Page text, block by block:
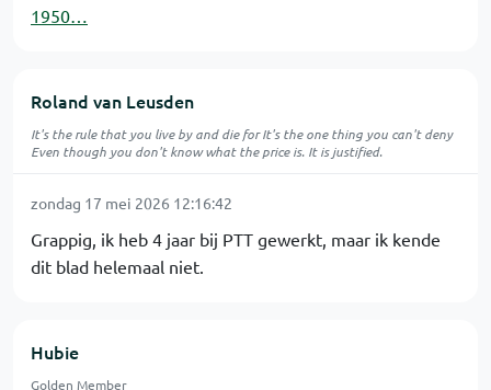
1950…
Roland van Leusden
It's the rule that you live by and die for It's the one thing you can't deny
Even though you don't know what the price is. It is justified.
zondag 17 mei 2026 12:16:42
Grappig, ik heb 4 jaar bij PTT gewerkt, maar ik kende
dit blad helemaal niet.
Hubie
Golden Member